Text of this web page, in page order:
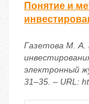
Понятие и
Газетова М.
электронный
31–35. – URL: